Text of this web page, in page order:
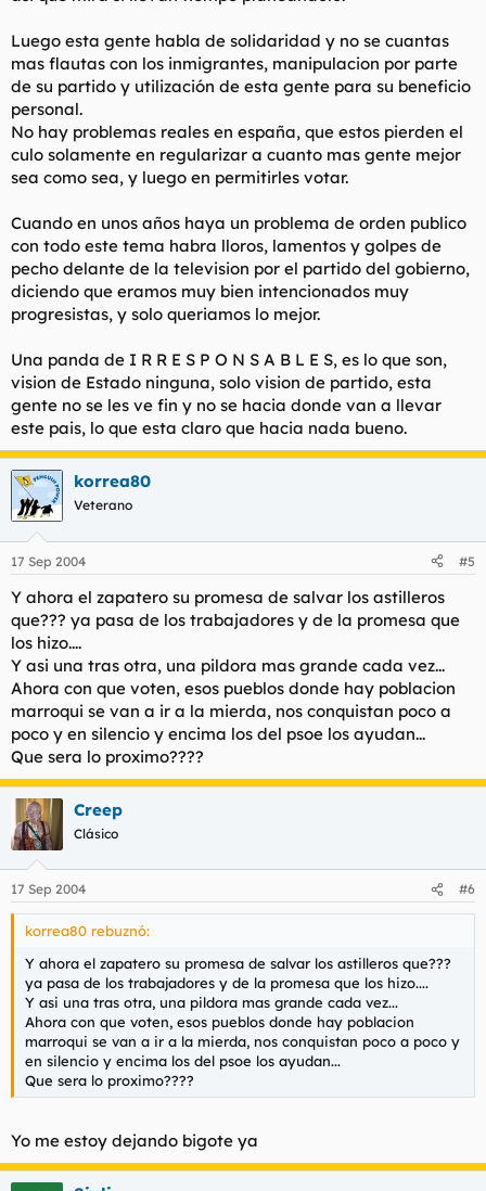
Luego esta gente habla de solidaridad y no se cuantas
mas flautas con los inmigrantes, manipulacion por parte
de su partido y utilización de esta gente para su beneficio
personal.
No hay problemas reales en españa, que estos pierden el
culo solamente en regularizar a cuanto mas gente mejor
sea como sea, y luego en permitirles votar.
Cuando en unos años haya un problema de orden publico
con todo este tema habra lloros, lamentos y golpes de
pecho delante de la television por el partido del gobierno,
diciendo que eramos muy bien intencionados muy
progresistas, y solo queriamos lo mejor.
Una panda de I R R E S P O N S A B L E S, es lo que son,
vision de Estado ninguna, solo vision de partido, esta
gente no se les ve fin y no se hacia donde van a llevar
este pais, lo que esta claro que hacia nada bueno.
korrea80
Veterano
17 Sep 2004 #5
Y ahora el zapatero su promesa de salvar los astilleros
que??? ya pasa de los trabajadores y de la promesa que
los hizo....
Y asi una tras otra, una pildora mas grande cada vez...
Ahora con que voten, esos pueblos donde hay poblacion
marroqui se van a ir a la mierda, nos conquistan poco a
poco y en silencio y encima los del psoe los ayudan...
Que sera lo proximo????
Creep
Clásico
17 Sep 2004 #6
korrea80 rebuznó:
Y ahora el zapatero su promesa de salvar los astilleros que???
ya pasa de los trabajadores y de la promesa que los hizo....
Y asi una tras otra, una pildora mas grande cada vez...
Ahora con que voten, esos pueblos donde hay poblacion
marroqui se van a ir a la mierda, nos conquistan poco a poco y
en silencio y encima los del psoe los ayudan...
Que sera lo proximo????
Yo me estoy dejando bigote ya